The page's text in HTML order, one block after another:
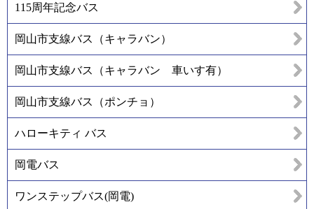
115周年記念バス
岡山市支線バス（キャラバン）
岡山市支線バス（キャラバン 車いす有）
岡山市支線バス（ポンチョ）
ハローキティ バス
岡電バス
ワンステップバス(岡電)